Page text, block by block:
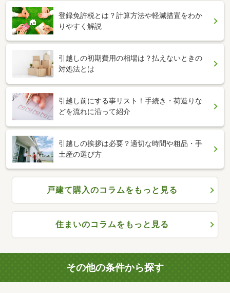
登録免許税とは？計算方法や軽減措置をわか
りやすく解説
引越しの初期費用の相場は？払えないときの
対処法とは
引越し前にする事リスト！手続き・荷造りな
どを流れに沿って紹介
引越しの挨拶は必要？適切な時間や粗品・手
土産の選び方
戸建て購入のコラムをもっと見る
住まいのコラムをもっと見る
その他の条件から探す